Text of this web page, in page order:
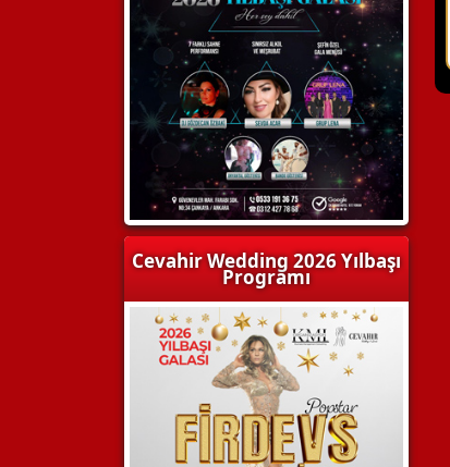
Cevahir Wedding 2026 Yılbaşı
Programı